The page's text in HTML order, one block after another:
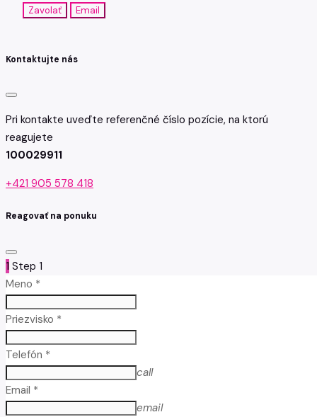
Zavolať Email
Kontaktujte nás
Pri kontakte uveďte referenčné číslo pozície, na ktorú
reagujete
100029911
+421 905 578 418
Reagovať na ponuku
1 Step 1
Meno *
Priezvisko *
Telefón *
call
Email *
email